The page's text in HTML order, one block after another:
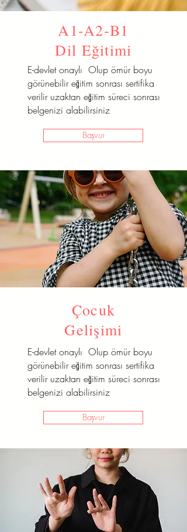
A1-A2-B1
Dil Eğitimi
E-devlet onaylı Olup ömür boyu
görünebilir eğitim sonrası sertifika
verilir uzaktan eğitim süreci sonrası
belgenizi alabilirsiniz
Başvur
Çocuk
Gelişimi
E-devlet onaylı Olup ömür boyu
görünebilir eğitim sonrası sertifika
verilir uzaktan eğitim süreci sonrası
belgenizi alabilirsiniz
Başvur